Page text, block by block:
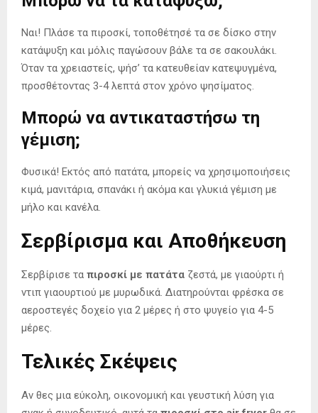
Ναι! Πλάσε τα πιροσκί, τοποθέτησέ τα σε δίσκο στην
κατάψυξη και μόλις παγώσουν βάλε τα σε σακουλάκι.
Όταν τα χρειαστείς, ψήσ’ τα κατευθείαν κατεψυγμένα,
προσθέτοντας 3-4 λεπτά στον χρόνο ψησίματος.
Μπορώ να αντικαταστήσω τη
γέμιση;
Φυσικά! Εκτός από πατάτα, μπορείς να χρησιμοποιήσεις
κιμά, μανιτάρια, σπανάκι ή ακόμα και γλυκιά γέμιση με
μήλο και κανέλα.
Σερβίρισμα και Αποθήκευση
Σερβίρισε τα πιροσκί με πατάτα ζεστά, με γιαούρτι ή
ντιπ γιαουρτιού με μυρωδικά. Διατηρούνται φρέσκα σε
αεροστεγές δοχείο για 2 μέρες ή στο ψυγείο για 4-5
μέρες.
Τελικές Σκέψεις
Αν θες μια εύκολη, οικονομική και γευστική λύση για